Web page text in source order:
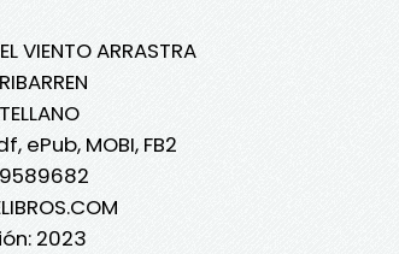
VIENTO ARRASTRA
ePub, MOBI, FB2
2023